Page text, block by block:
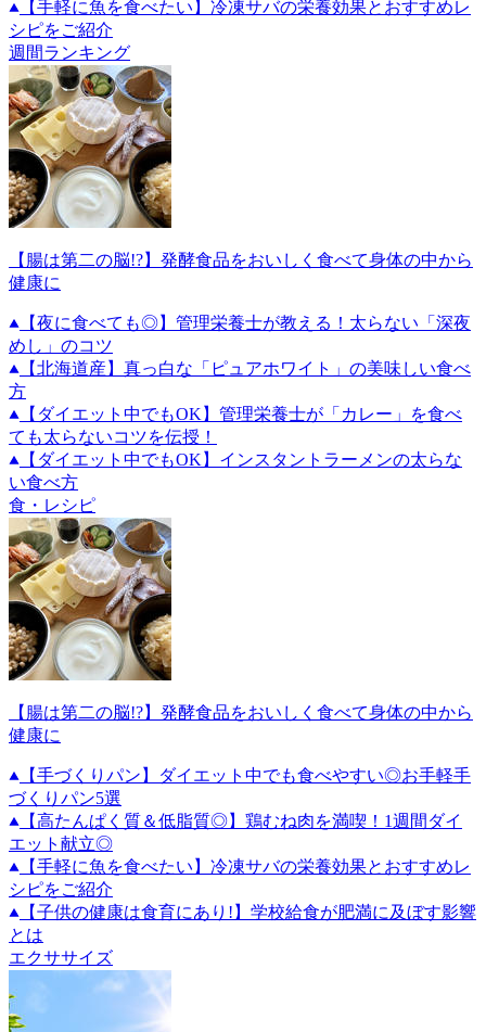
【手軽に魚を食べたい】冷凍サバの栄養効果とおすすめレ
シピをご紹介
週間ランキング
【腸は第二の脳!?】発酵食品をおいしく食べて身体の中から
健康に
【夜に食べても◎】管理栄養士が教える！太らない「深夜
めし」のコツ
【北海道産】真っ白な「ピュアホワイト」の美味しい食べ
方
【ダイエット中でもOK】管理栄養士が「カレー」を食べ
ても太らないコツを伝授！
【ダイエット中でもOK】インスタントラーメンの太らな
い食べ方
食・レシピ
【腸は第二の脳!?】発酵食品をおいしく食べて身体の中から
健康に
【手づくりパン】ダイエット中でも食べやすい◎お手軽手
づくりパン5選
【高たんぱく質＆低脂質◎】鶏むね肉を満喫！1週間ダイ
エット献立◎
【手軽に魚を食べたい】冷凍サバの栄養効果とおすすめレ
シピをご紹介
【子供の健康は食育にあり!】学校給食が肥満に及ぼす影響
とは
エクササイズ